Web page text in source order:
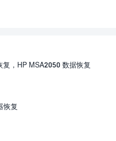
复，HP MSA2050 数据恢复
恢复